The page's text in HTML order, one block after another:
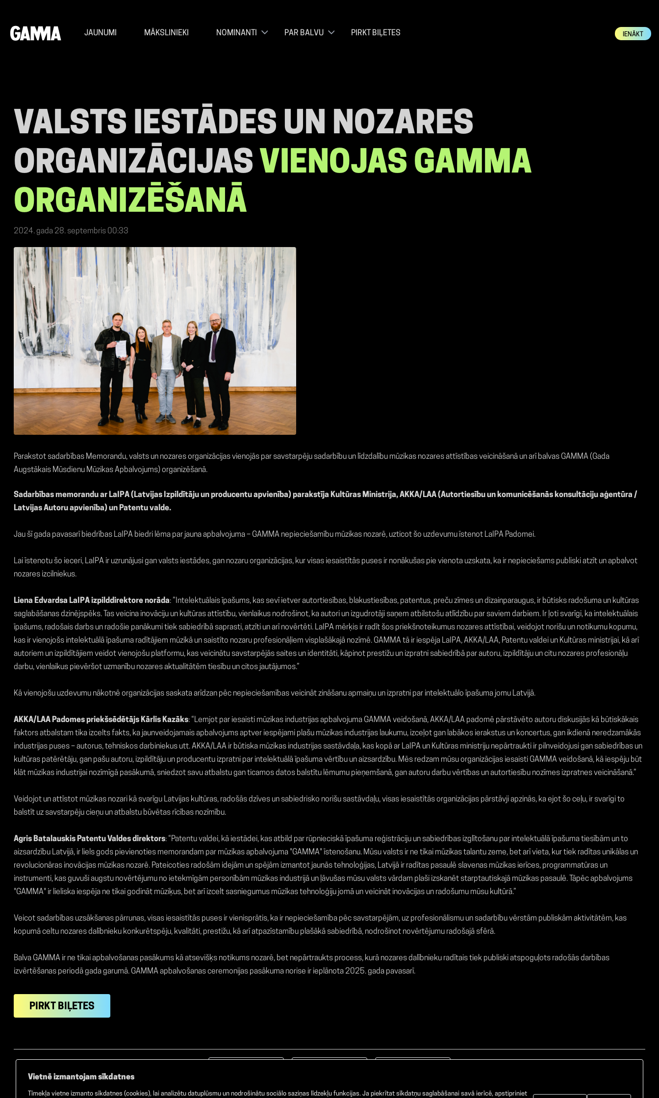
JAUNUMI MĀKSLINIEKI NOMINANTI PAR BALVU PIRKT BIĻETES IENĀKT
VALSTS IESTĀDES UN NOZARES
ORGANIZĀCIJAS VIENOJAS GAMMA
ORGANIZĒŠANĀ
2024. gada 28. septembris 00:33
Parakstot sadarbības Memorandu, valsts un nozares organizācijas vienojās par savstarpēju sadarbību un līdzdalību mūzikas nozares attīstības veicināšanā un arī balvas GAMMA (Gada
Augstākais Mūsdienu Mūzikas Apbalvojums) organizēšanā.
Sadarbības memorandu ar LaIPA (Latvijas Izpildītāju un producentu apvienība) parakstīja Kultūras Ministrija, AKKA/LAA (Autortiesību un komunicēšanās konsultāciju aģentūra /
Latvijas Autoru apvienība) un Patentu valde.
Jau šī gada pavasarī biedrības LaIPA biedri lēma par jauna apbalvojuma – GAMMA nepieciešamību mūzikas nozarē, uzticot šo uzdevumu īstenot LaIPA Padomei.
Lai īstenotu šo ieceri, LaIPA ir uzrunājusi gan valsts iestādes, gan nozaru organizācijas, kur visas iesaistītās puses ir nonākušas pie vienota uzskata, ka ir nepieciešams publiski atzīt un apbalvot
nozares izcilniekus.
Liena Edvardsa LaIPA izpilddirektore norāda: ”Intelektuālais īpašums, kas sevī ietver autortiesības, blakustiesības, patentus, preču zīmes un dizainparaugus, ir būtisks radošuma un kultūras
saglabāšanas dzinējspēks. Tas veicina inovāciju un kultūras attīstību, vienlaikus nodrošinot, ka autori un izgudrotāji saņem atbilstošu atlīdzību par saviem darbiem. Ir ļoti svarīgi, ka intelektuālais
īpašums, radošais darbs un radošie panākumi tiek sabiedrībā saprasti, atzīti un arī novērtēti. LaIPA mērķis ir radīt šos priekšnoteikumus nozares attīstībai, veidojot norišu un notikumu kopumu,
kas ir vienojošs intelektuālā īpašuma radītājiem mūzikā un saistīto nozaru profesionāļiem visplašākajā nozīmē. GAMMA tā ir iespēja LaIPA, AKKA/LAA, Patentu valdei un Kultūras ministrijai, kā arī
autoriem un izpildītājiem veidot vienojošu platformu, kas veicinātu savstarpējās saites un identitāti, kāpinot prestižu un izpratni sabiedrībā par autoru, izpildītāju un citu nozares profesionāļu
darbu, vienlaikus pievēršot uzmanību nozares aktualitātēm tiesību un citos jautājumos.”
Kā vienojošu uzdevumu nākotnē organizācijas saskata arīdzan pēc nepieciešamības veicināt zināšanu apmaiņu un izpratni par intelektuālo īpašuma jomu Latvijā.
AKKA/LAA Padomes priekšsēdētājs Kārlis Kazāks: “Lemjot par iesaisti mūzikas industrijas apbalvojuma GAMMA veidošanā, AKKA/LAA padomē pārstāvēto autoru diskusijās kā būtiskākais
faktors atbalstam tika izcelts fakts, ka jaunveidojamais apbalvojums aptver iespējami plašu mūzikas industrijas laukumu, izceļot gan labākos ierakstus un koncertus, gan ikdienā neredzamākās
industrijas puses – autorus, tehniskos darbiniekus utt. AKKA/LAA ir būtiska mūzikas industrijas sastāvdaļa, kas kopā ar LaIPA un Kultūras ministriju nepārtraukti ir pilnveidojusi gan sabiedrības un
kultūras patērētāju, gan pašu autoru, izpildītāju un producentu izpratni par intelektuālā īpašuma vērtību un aizsardzību. Mēs redzam mūsu organizācijas iesaisti GAMMA veidošanā, kā iespēju būt
klāt mūzikas industrijai nozīmīgā pasākumā, sniedzot savu atbalstu gan ticamos datos balstītu lēmumu pieņemšanā, gan autoru darbu vērtības un autortiesību nozīmes izpratnes veicināšanā.”
Veidojot un attīstot mūzikas nozari kā svarīgu Latvijas kultūras, radošās dzīves un sabiedrisko norišu sastāvdaļu, visas iesaistītās organizācijas pārstāvji apzinās, ka ejot šo ceļu, ir svarīgi to
balstīt uz savstarpēju cieņu un atbalstu būvētas rīcības nozīmību.
Agris Batalauskis Patentu Valdes direktors: “Patentu valdei, kā iestādei, kas atbild par rūpnieciskā īpašuma reģistrāciju un sabiedrības izglītošanu par intelektuālā īpašuma tiesībām un to
aizsardzību Latvijā, ir liels gods pievienoties memorandam par mūzikas apbalvojuma "GAMMA" īstenošanu. Mūsu valsts ir ne tikai mūzikas talantu zeme, bet arī vieta, kur tiek radītas unikālas un
revolucionāras inovācijas mūzikas nozarē. Pateicoties radošām idejām un spējām izmantot jaunās tehnoloģijas, Latvijā ir radītas pasaulē slavenas mūzikas ierīces, programmatūras un
instrumenti, kas guvuši augstu novērtējumu no ietekmīgām personībām mūzikas industrijā un ļāvušas mūsu valsts vārdam plaši izskanēt starptautiskajā mūzikas pasaulē. Tāpēc apbalvojums
"GAMMA" ir lieliska iespēja ne tikai godināt mūziķus, bet arī izcelt sasniegumus mūzikas tehnoloģiju jomā un veicināt inovācijas un radošumu mūsu kultūrā.”
Veicot sadarbības uzsākšanas pārrunas, visas iesaistītās puses ir vienisprātis, ka ir nepieciešamība pēc savstarpējām, uz profesionālismu un sadarbību vērstām publiskām aktivitātēm, kas
kopumā celtu nozares dalībnieku konkurētspēju, kvalitāti, prestižu, kā arī atpazīstamību plašākā sabiedrībā, nodrošinot novērtējumu radošajā sfērā.
Balva GAMMA ir ne tikai apbalvošanas pasākums kā atsevišķs notikums nozarē, bet nepārtraukts process, kurā nozares dalībnieku radītais tiek publiski atspoguļots radošās darbības
izvērtēšanas periodā gada garumā. GAMMA apbalvošanas ceremonijas pasākuma norise ir ieplānota 2025. gada pavasarī.
PIRKT BIĻETES
Vietnē izmantojam sīkdatnes
Tīmekļa vietne izmanto sīkdatnes (cookies), lai analizētu datuplūsmu un nodrošinātu sociālo saziņas līdzekļu funkcijas. Ja piekrītat sīkdatņu saglabāšanai savā ierīcē, apstipriniet